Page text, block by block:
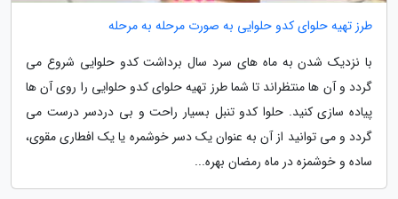
طرز تهیه حلوای کدو حلوایی به صورت مرحله به مرحله
با نزدیک شدن به ماه های سرد سال برداشت کدو حلوایی شروع می
گردد و آن ها منتظراند تا شما طرز تهیه حلوای کدو حلوایی را روی آن ها
پیاده سازی کنید. حلوا کدو تنبل بسیار راحت و بی دردسر درست می
گردد و می توانید از آن به عنوان یک دسر خوشمره یا یک افطاری مقوی،
ساده و خوشمزه در ماه رمضان بهره...